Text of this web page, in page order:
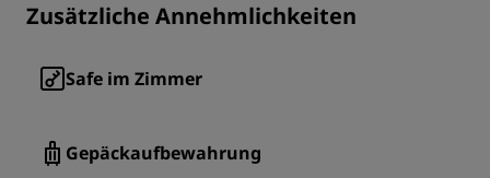
Zusätzliche Annehmlichkeiten
Safe im Zimmer
Gepäckaufbewahrung